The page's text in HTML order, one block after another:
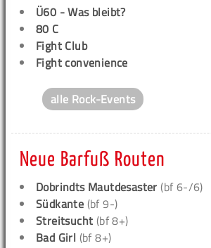
Ü60 - Was bleibt?
80 C
Fight Club
Fight convenience
alle Rock-Events
Neue Barfuß Routen
Dobrindts Mautdesaster (bf 6-/6)
Südkante (bf 9-)
Streitsucht (bf 8+)
Bad Girl (bf 8+)